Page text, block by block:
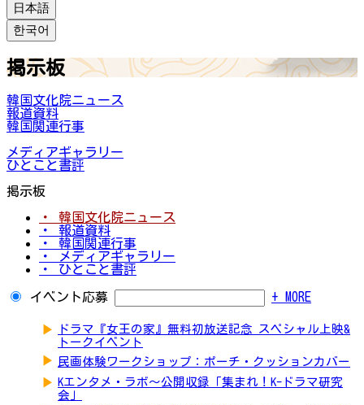
日本語
한국어
掲示板
韓国文化院ニュース
報道資料
韓国関連行事
メディアギャラリー
ひとこと書評
掲示板
・ 韓国文化院ニュース
・ 報道資料
・ 韓国関連行事
・ メディアギャラリー
・ ひとこと書評
イベント応募 + MORE
▶
ドラマ『女王の家』無料初放送記念 スペシャル上映&
トークイベント
▶ 民画体験ワークショップ：ポーチ・クッションカバー
▶ Kエンタメ・ラボ～公開収録「集まれ！K-ドラマ研究
会」